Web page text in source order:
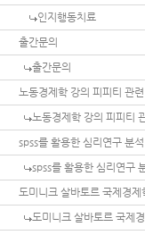
인지행동치료
출간문의
출간문의
노동경제학 강의 피피티 관
노동경제학 강의 피피티
spss를 활용한 심리연구 분
spss를 활용한 심리연구
도미니크 살바토르 국제경제
도미니크 살바토르 국제